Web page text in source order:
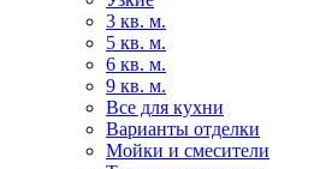
3 кв. м.
5 кв. м.
6 кв. м.
9 кв. м.
Все для кухни
Варианты отделки
Мойки и смесители